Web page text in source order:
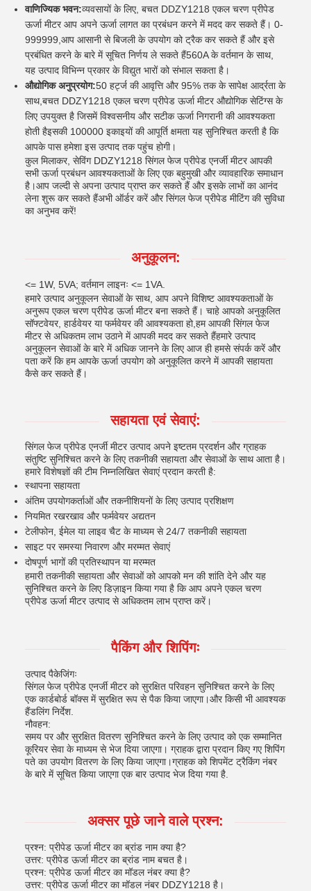
वाणिज्यिक भवन:व्यवसायों के लिए, बचत DDZY1218 एकल चरण प्रीपेड
ऊर्जा मीटर आप अपने ऊर्जा लागत का प्रबंधन करने में मदद कर सकते हैं। 0-
999999,आप आसानी से बिजली के उपयोग को ट्रैक कर सकते हैं और इसे
प्रबंधित करने के बारे में सूचित निर्णय ले सकते हैं560A के वर्तमान के साथ,
यह उत्पाद विभिन्न प्रकार के विद्युत भारों को संभाल सकता है।
औद्योगिक अनुप्रयोग:50 हर्ट्ज की आवृत्ति और 95% तक के सापेक्ष आर्द्रता के
साथ,बचत DDZY1218 एकल चरण प्रीपेड ऊर्जा मीटर औद्योगिक सेटिंग्स के
लिए उपयुक्त है जिसमें विश्वसनीय और सटीक ऊर्जा निगरानी की आवश्यकता
होती हैइसकी 100000 इकाइयों की आपूर्ति क्षमता यह सुनिश्चित करती है कि
आपके पास हमेशा इस उत्पाद तक पहुंच होगी।
कुल मिलाकर, सेविंग DDZY1218 सिंगल फेज प्रीपेड एनर्जी मीटर आपकी
सभी ऊर्जा प्रबंधन आवश्यकताओं के लिए एक बहुमुखी और व्यावहारिक समाधान
है।आप जल्दी से अपना उत्पाद प्राप्त कर सकते हैं और इसके लाभों का आनंद
लेना शुरू कर सकते हैंअभी ऑर्डर करें और सिंगल फेज प्रीपेड मीटिंग की सुविधा
का अनुभव करें!
अनुकूलन:
<= 1W, 5VA; वर्तमान लाइनः <= 1VA.
हमारे उत्पाद अनुकूलन सेवाओं के साथ, आप अपने विशिष्ट आवश्यकताओं के
अनुरूप एकल चरण प्रीपेड ऊर्जा मीटर बना सकते हैं। चाहे आपको अनुकूलित
सॉफ्टवेयर, हार्डवेयर या फर्मवेयर की आवश्यकता हो,हम आपकी सिंगल फेज
मीटर से अधिकतम लाभ उठाने में आपकी मदद कर सकते हैंहमारे उत्पाद
अनुकूलन सेवाओं के बारे में अधिक जानने के लिए आज ही हमसे संपर्क करें और
पता करें कि हम आपके ऊर्जा उपयोग को अनुकूलित करने में आपकी सहायता
कैसे कर सकते हैं।
सहायता एवं सेवाएं:
सिंगल फेज प्रीपेड एनर्जी मीटर उत्पाद अपने इष्टतम प्रदर्शन और ग्राहक
संतुष्टि सुनिश्चित करने के लिए तकनीकी सहायता और सेवाओं के साथ आता है।
हमारे विशेषज्ञों की टीम निम्नलिखित सेवाएं प्रदान करती है:
स्थापना सहायता
अंतिम उपयोगकर्ताओं और तकनीशियनों के लिए उत्पाद प्रशिक्षण
नियमित रखरखाव और फर्मवेयर अद्यतन
टेलीफोन, ईमेल या लाइव चैट के माध्यम से 24/7 तकनीकी सहायता
साइट पर समस्या निवारण और मरम्मत सेवाएं
दोषपूर्ण भागों की प्रतिस्थापन या मरम्मत
हमारी तकनीकी सहायता और सेवाओं को आपको मन की शांति देने और यह
सुनिश्चित करने के लिए डिज़ाइन किया गया है कि आप अपने एकल चरण
प्रीपेड ऊर्जा मीटर उत्पाद से अधिकतम लाभ प्राप्त करें।
पैकिंग और शिपिंगः
उत्पाद पैकेजिंगः
सिंगल फेज प्रीपेड एनर्जी मीटर को सुरक्षित परिवहन सुनिश्चित करने के लिए
एक कार्डबोर्ड बॉक्स में सुरक्षित रूप से पैक किया जाएगा।और किसी भी आवश्यक
हैंडलिंग निर्देश.
नौवहन:
समय पर और सुरक्षित वितरण सुनिश्चित करने के लिए उत्पाद को एक सम्मानित
कूरियर सेवा के माध्यम से भेज दिया जाएगा। ग्राहक द्वारा प्रदान किए गए शिपिंग
पते का उपयोग वितरण के लिए किया जाएगा।ग्राहक को शिपमेंट ट्रैकिंग नंबर
के बारे में सूचित किया जाएगा एक बार उत्पाद भेज दिया गया है.
अक्सर पूछे जाने वाले प्रश्न:
प्रश्न: प्रीपेड ऊर्जा मीटर का ब्रांड नाम क्या है?
उत्तर: प्रीपेड ऊर्जा मीटर का ब्रांड नाम बचत है।
प्रश्न: प्रीपेड ऊर्जा मीटर का मॉडल नंबर क्या है?
उत्तर: प्रीपेड ऊर्जा मीटर का मॉडल नंबर DDZY1218 है।